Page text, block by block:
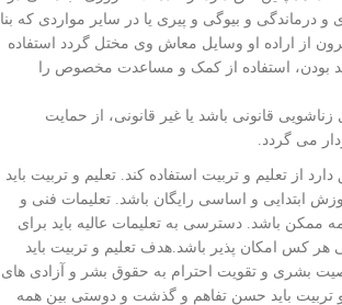
و درماندگی و بیوگی و پیری یا در سایر مواردی که بنا
از اراده او وسایل معاش وی مختل گردد استفاده
بودن، استفاده از کمک و مساعدت مخصوص را
قانونی باشد یا غیر قانونی، از حمایت
می گردد.
از تعلیم و تربیت استفاده کند. تعلیم و تربیت باید
ابتدایی و اساسی رایگان باشد. تعلیمات فنی و
ممکن باشد. دسترسی به تعلیمات عالیه باید برای
هر کس امکان پذیر باشد.هدف تعلیم و تربیت باید
بشری و تقویت احترام به حقوق بشر و آزادی های
تربیت باید حسن تفاهم و گذشت و دوستی بین همه